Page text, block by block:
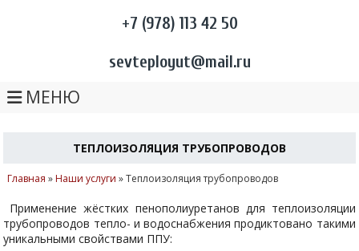
+7 (978) 113 42 50
sevteployut@mail.ru
МЕНЮ
ТЕПЛОИЗОЛЯЦИЯ ТРУБОПРОВОДОВ
Главная » Наши услуги »Теплоизоляция трубопроводов
Применение жёстких пенополиуретанов для теплоизоляции
трубопроводов тепло- и водоснабжения продиктовано такими
уникальными свойствами ППУ: